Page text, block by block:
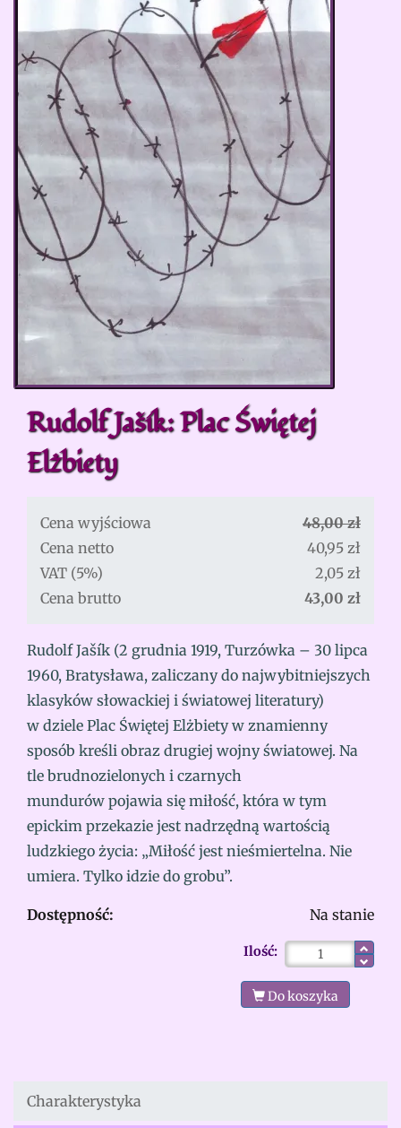
Rudolf Jašík: Plac Świętej
Elżbiety
Cena wyjściowa
48,00 zł
Cena netto
40,95 zł
VAT (5%)
2,05 zł
Cena brutto
43,00 zł
Rudolf Jašík (2 grudnia 1919, Turzówka – 30 lipca
1960, Bratysława, zaliczany do najwybitniejszych
klasyków słowackiej i światowej literatury)
w dziele Plac Świętej Elżbiety w znamienny
sposób kreśli obraz drugiej wojny światowej. Na
tle brudnozielonych i czarnych
mundurów pojawia się miłość, która w tym
epickim przekazie jest nadrzędną wartością
ludzkiego życia: „Miłość jest nieśmiertelna. Nie
umiera. Tylko idzie do grobu”.
Dostępność: Na stanie
Ilość:
Do koszyka
Charakterystyka